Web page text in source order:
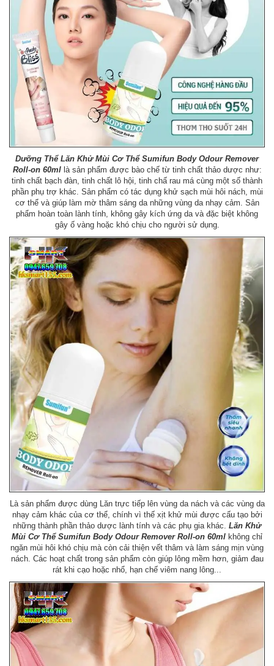
Dưỡng Thể Lăn Khử Mùi Cơ Thể Sumifun Body Odour Remover
Roll-on 60mllà sản phẩm được bào chế từ tinh chất thảo dược như:
tinh chất bạch đàn, tinh chất lô hội, tinh chấ rau má cùng một số thành
phần phụ trợ khác. Sản phẩm có tác dụng khử sạch mùi hôi nách, mùi
cơ thể và giúp làm mờ thâm sáng da những vùng da nhạy cảm. Sản
phẩm hoàn toàn lành tính, không gây kích ứng da và đặc biệt không
gây ố vàng hoặc khó chịu cho người sử dụng.
Là sản phẩm được dùng Lăn trực tiếp lên vùng da nách và các vùng da
nhạy cảm khác của cơ thể, chính vì thế xịt khử mùi được cấu tạo bởi
những thành phần thảo dược lành tính và các phụ gia khác. Lăn Khử
Mùi Cơ Thể Sumifun Body Odour Remover Roll-on 60ml không chỉ
ngăn mùi hôi khó chịu mà còn cải thiện vết thâm và làm sáng mịn vùng
nách. Các hoạt chất trong sản phẩm còn giúp lông mềm hơn, giảm đau
rát khi cạo hoặc nhổ, hạn chế viêm nang lông...